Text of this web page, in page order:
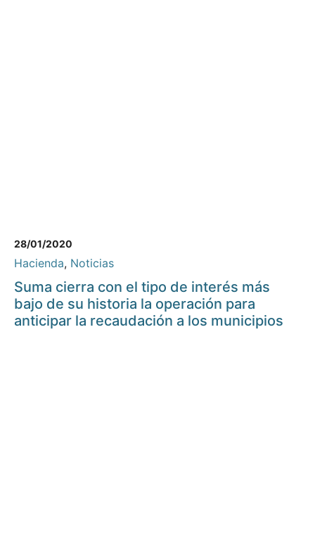
28/01/2020
Hacienda, Noticias
Suma cierra con el tipo de interés más
bajo de su historia la operación para
anticipar la recaudación a los municipios